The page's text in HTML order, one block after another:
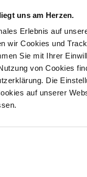
uns am Herzen.
Erlebnis auf
wir Cookies und
Sie mit Ihrer
von Cookies
Die
auf unserer
Bird Drake,